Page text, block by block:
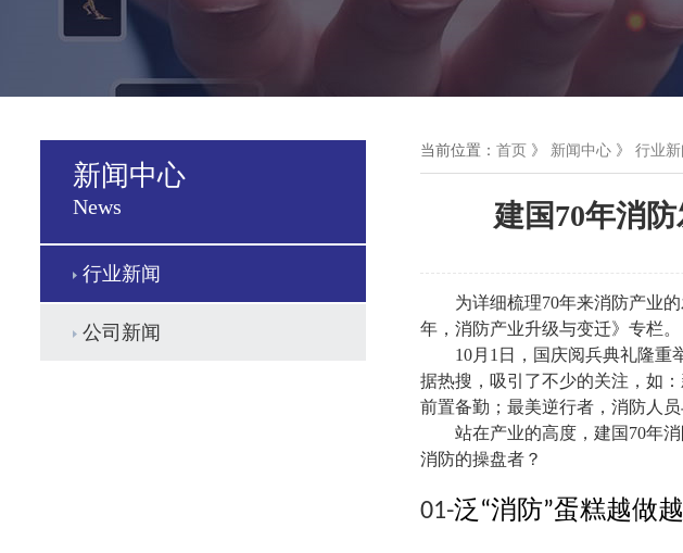
新闻中心
News
行业新闻
公司新闻
当前位置： 首页 》 新闻中心 》 行业新
建国70年消
为详细梳理70年来消防产业
年，消防产业升级与变迁》专栏。
10月 1 日，国庆阅兵典礼隆重
据热搜，吸引了不少的关注，如
前置备勤；最美逆行者，消防人
站在产业的高度，建国 70年
消防的操盘者？
01-泛 “消防”蛋糕越做